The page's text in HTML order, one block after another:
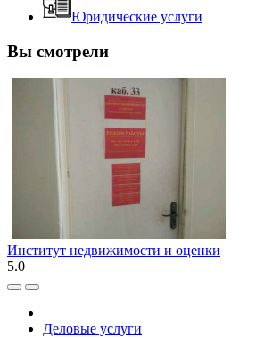
Юридические услуги
Вы смотрели
Институт недвижимости и оценки
5.0
Деловые услуги